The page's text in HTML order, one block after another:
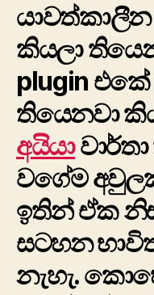
කියලා
plugin
තියෙනවා
අයියා
ව‍ගේම
ඉතින් ඒක
සටහන
නැහැ.